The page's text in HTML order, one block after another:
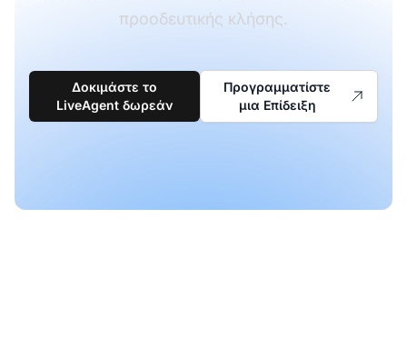
προοδευτικής κλήσης.
Δοκιμάστε το
LiveAgent δωρεάν
Προγραμματίστε
μια Επίδειξη